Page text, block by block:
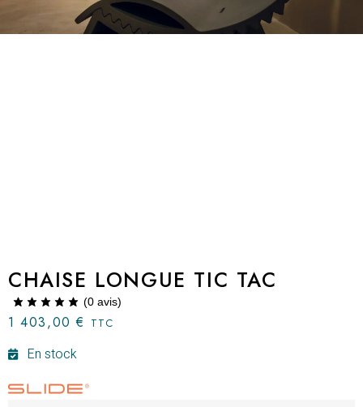
CHAISE LONGUE TIC TAC
(0 avis)
1 403,00€ TTC
En stock